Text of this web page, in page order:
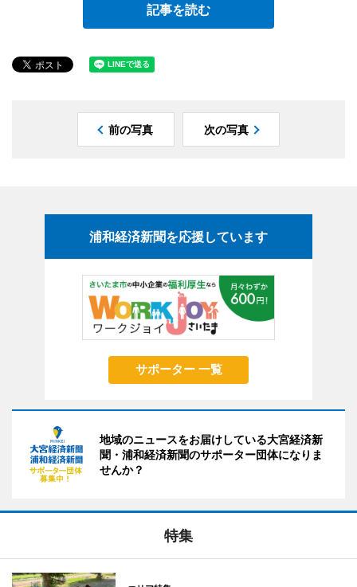
記事を読む
前の写真 次の写真
浦和経済新聞を応援しています
サポーター 一覧
地域のニュースをお届けしている大宮経済新
聞・浦和経済新聞のサポーター団体になりま
せんか？
特集